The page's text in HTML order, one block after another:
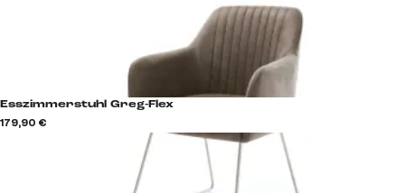
Esszimmerstuhl Greg-Flex
179,90 €